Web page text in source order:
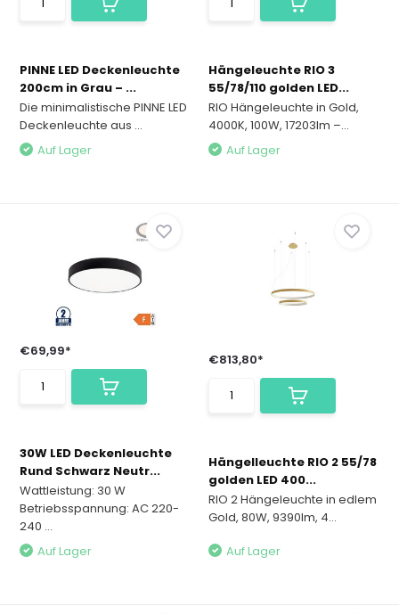
PINNE LED Deckenleuchte
200cm in Grau – ...
Die minimalistische PINNE LED
Deckenleuchte aus ...
Auf Lager
Hängeleuchte RIO 3
55/78/110 golden LED...
RIO Hängeleuchte in Gold,
4000K, 100W, 17203lm –...
Auf Lager
€69,99*
30W LED Deckenleuchte
Rund Schwarz Neutr...
Wattleistung: 30 W
Betriebsspannung: AC 220-
240 ...
Auf Lager
€813,80*
Hängelleuchte RIO 2 55/78
golden LED 400...
RIO 2 Hängeleuchte in edlem
Gold, 80W, 9390lm, 4...
Auf Lager